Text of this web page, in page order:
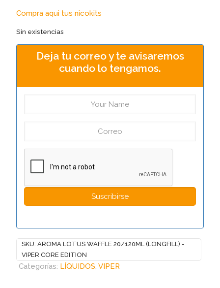
Compra aqui tus nicokits
Sin existencias
Deja tu correo y te avisaremos
cuando lo tengamos.
SKU: AROMA LOTUS WAFFLE 20/120ML (LONGFILL) -
VIPER CORE EDITION
Categorías: LÍQUIDOS, VIPER